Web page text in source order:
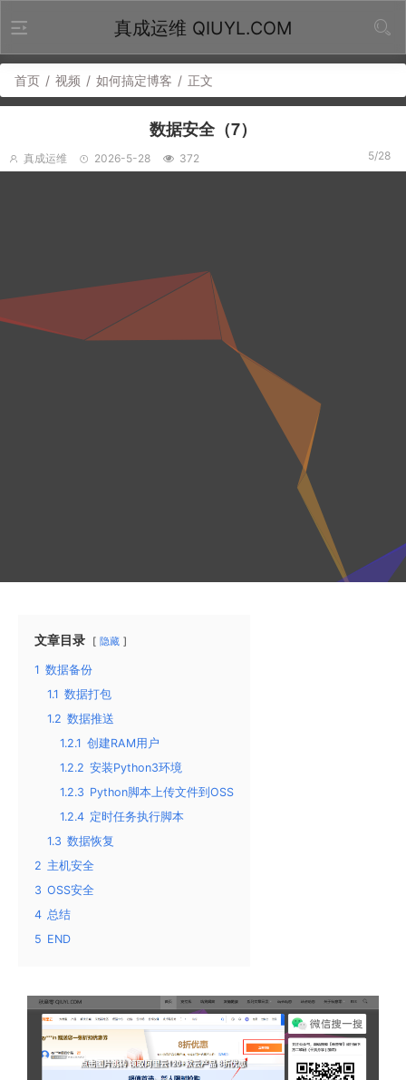
真成运维 QIUYL.COM
首页 / 视频 / 如何搞定博客 / 正文
数据安全（7）
真成运维 2026-5-28 372 5/28
文章目录 隐藏
1 数据备份
1.1 数据打包
1.2 数据推送
1.2.1 创建RAM用户
1.2.2 安装Python3环境
1.2.3 Python脚本上传文件到OSS
1.2.4 定时任务执行脚本
1.3 数据恢复
2 主机安全
3 OSS安全
4 总结
5 END